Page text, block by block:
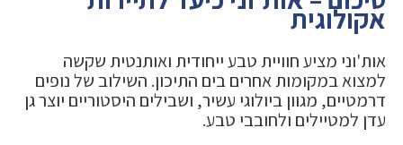
אקולוגית
אות'וני מציע חוויית טבע ייחודית ואותנטית שקשה
למצוא במקומות אחרים בים התיכון. השילוב של נופים
דרמטיים, מגוון ביולוגי עשיר, ושבילים היסטוריים יוצר גן
עדן למטיילים ולחובבי טבע.